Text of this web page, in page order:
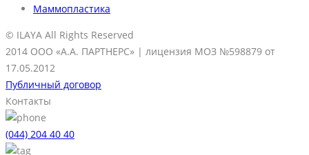
Маммопластика
© ILAYA All Rights Reserved
2014 ООО «А.А. ПАРТНЕРС» | лицензия МОЗ №598879 от
17.05.2012
Публичный договор
Контакты
(044) 204 40 40